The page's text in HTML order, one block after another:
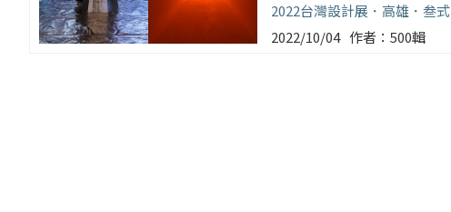
2022台灣設計展 高雄 叁式
2022/10/04
500輯